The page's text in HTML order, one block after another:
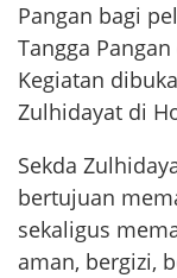
Pangan bagi
Tangga
Kegiatan
Zulhidayat di
Sekda
bertujuan
sekaligus
aman, bergizi,